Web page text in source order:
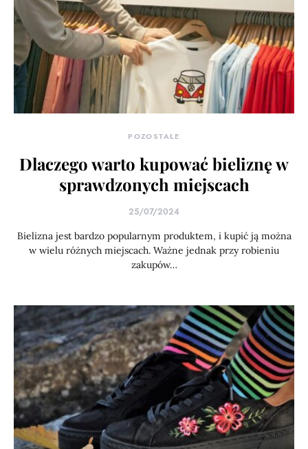
POZOSTAŁE
Dlaczego warto kupować bieliznę w
sprawdzonych miejscach
25/07/2024
Bielizna jest bardzo popularnym produktem, i kupić ją można
w wielu różnych miejscach. Ważne jednak przy robieniu
zakupów…